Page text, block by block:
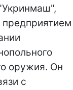
оружия. Он
с